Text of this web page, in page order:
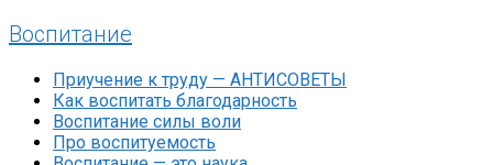
Воспитание
Приучение к труду — АНТИСОВЕТЫ
Как воспитать благодарность
Воспитание силы воли
Про воспитуемость